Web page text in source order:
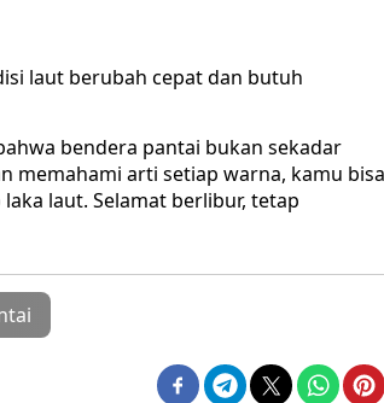
laut berubah cepat dan butuh
bendera pantai bukan sekadar
memahami arti setiap warna, kamu bisa
laut. Selamat berlibur, tetap